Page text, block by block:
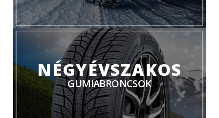
NÉGYÉVSZAKOS
GUMIABRONCSOK